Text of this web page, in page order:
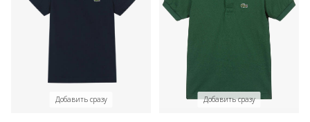
Добавить сразу Добавить сразу